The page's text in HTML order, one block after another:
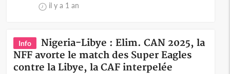
il y a 1 an
Info
Nigeria-Libye : Elim. CAN 2025, la
NFF avorte le match des Super Eagles
contre la Libye, la CAF interpelée